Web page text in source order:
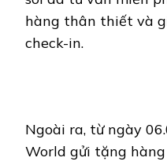
hàng thân thiết và
check-in.
Ngoài ra, từ ngày
World gửi tặng